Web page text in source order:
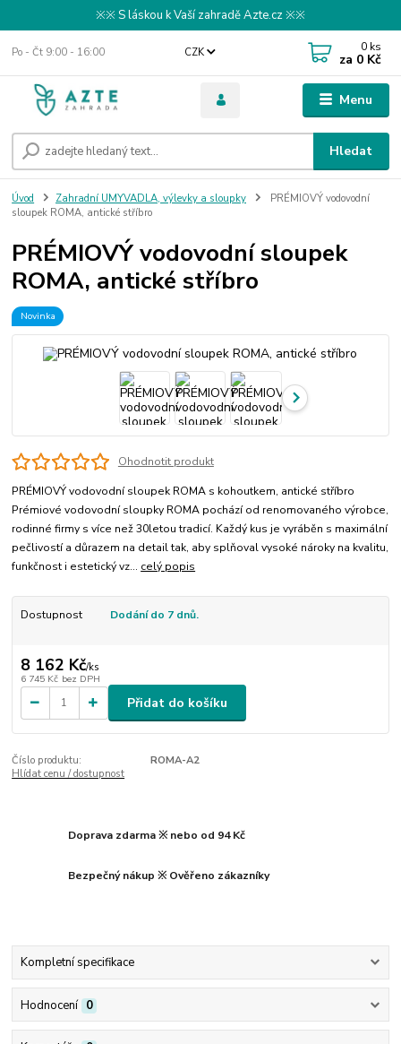
※※ S láskou k Vaší zahradě Azte.cz ※※
Menu
CZK
Hledat
Po - Čt 9:00 - 16:00 0 ks
za 0 Kč
Úvod Zahradní UMYVADLA, výlevky a sloupky
PRÉMIOVÝ vodovodní
sloupek ROMA, antické stříbro
PRÉMIOVÝ vodovodní sloupek
ROMA, antické stříbro
Novinka
Ohodnotit produkt
PRÉMIOVÝ vodovodní sloupek ROMA s kohoutkem, antické stříbro
Prémiové vodovodní sloupky ROMA pochází od renomovaného výrobce,
rodinné firmy s více než 30letou tradicí. Každý kus je vyráběn s maximální
pečlivostí a důrazem na detail tak, aby splňoval vysoké nároky na kvalitu,
funkčnost i estetický vz... celý popis
Dostupnost Dodání do 7 dnů.
8 162 Kč/ks
6 745 Kč bez DPH
Přidat do košíku
Číslo produktu:
ROMA-A2
Hlídat cenu / dostupnost
Doprava zdarma ※ nebo od 94 Kč
Bezpečný nákup ※ Ověřeno zákazníky
Kompletní specifikace
Hodnocení 0